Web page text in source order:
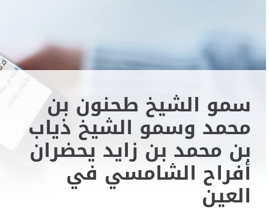
سمو الشيخ طحنون بن
محمد وسمو الشيخ ذياب
بن محمد بن زايد يحضران
أفراح الشامسي في
العين